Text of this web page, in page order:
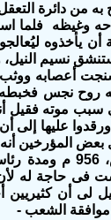
به من دائرة
وغيظه فلما
يأخذوه
نسيم النيل،
أعصابه
روح نجس
سبب موته فقيل
عليها إلى
المؤرخين
مارينا ليست فى حاجة
لى أن كثيريين
الشعب -